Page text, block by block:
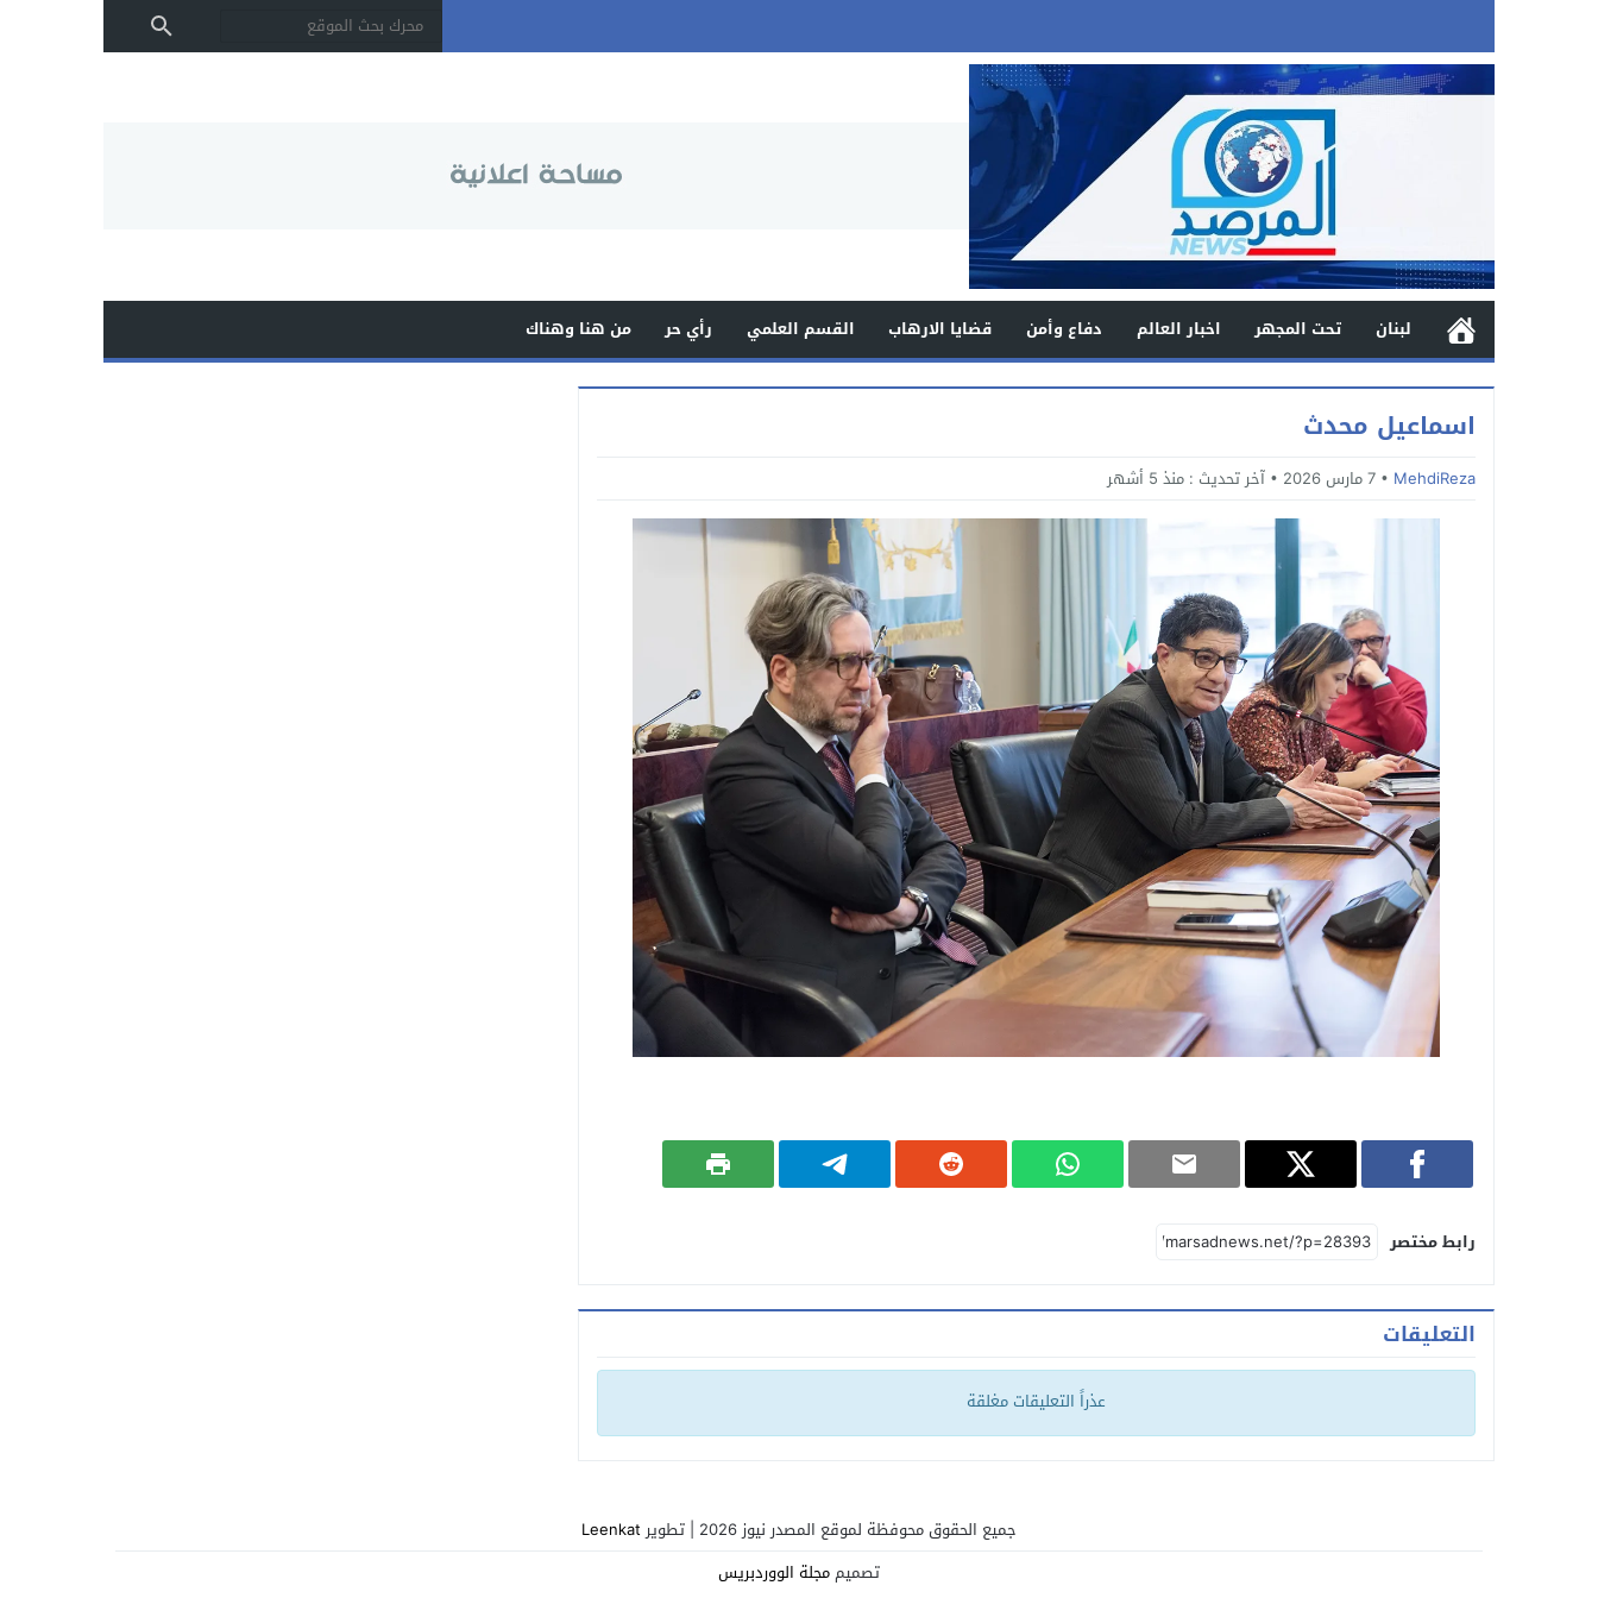
لبنان تحت المجهر اخبار العالم دفاع وأمن قضايا الارهاب القسم العلمي رأي حر من هنا وهناك
اسماعيل محدث
MehdiReza 7 مارس 2026 آخر تحديث : منذ 5 أشهر
رابط مختصر
التعليقات
عذراً التعليقات مغلقة
جميع الحقوق محوفظة لموقع المصدر نيوز 2026 | تطوير
Leenkat
تصميممجلة الووردبريس